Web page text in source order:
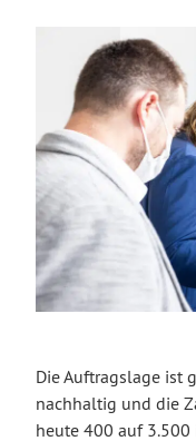
Die Auftragslage ist
nachhaltig und die
heute 400 auf 3.500